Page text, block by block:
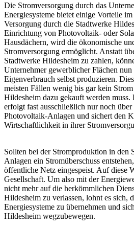
Die Stromversorgung durch das
Energiesysteme bietet einige Vorteile
Versorgung durch die Stadtwerke
Einrichtung von Photovoltaik- oder
Hausdächern, wird die ökonomische
Stromversorgung ermöglicht. Anstatt
Stadtwerke Hildesheim zu zahlen,
Unternehmer gewerblicher Flächen
Eigenverbrauch selbst produzieren.
meisten Fällen wenig bis gar kein
Hildesheim dazu gekauft werden
erfolgt fast ausschließlich nur noch
Photovoltaik-Anlagen und sichert den
Wirtschaftlichkeit in ihrer
Sollten bei der Stromproduktion in den
Anlagen ein Stromüberschuss
öffentliche Netz eingespeist. Auf diese
Gesellschaft. Um also mit der
nicht mehr auf die herkömmlichen
Hildesheim zu verlassen, lohnt es sich,
Energiesysteme zu übernehmen und
Hildesheim wegzubewegen.